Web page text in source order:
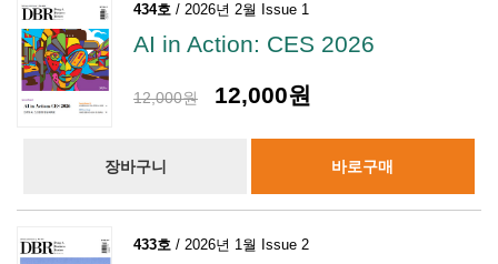
434호 / 2026년 2월 Issue 1
AI in Action: CES 2026
12,000원 12,000원
장바구니 바로구매
433호 / 2026년 1월 Issue 2